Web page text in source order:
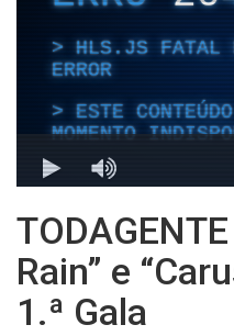
Rain” e
1.ª Gala